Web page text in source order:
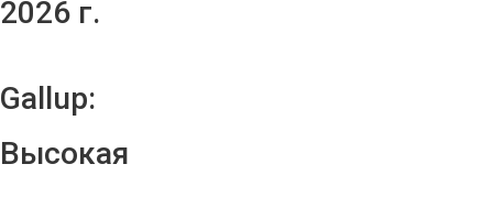
2026 г.
Gallup:
Высокая